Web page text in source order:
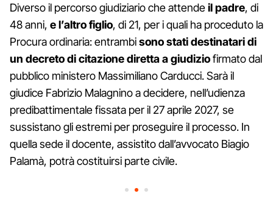
Diverso il percorso giudiziario che attendeil padre, di
48 anni, e l’altro figlio, di 21, per i quali ha proceduto la
Procura ordinaria: entrambisono stati destinatari di
un decreto di citazione diretta a giudiziofirmato dal
pubblico ministero Massimiliano Carducci. Sarà il
giudice Fabrizio Malagnino a decidere, nell’udienza
predibattimentale fissata per il 27 aprile 2027, se
sussistano gli estremi per proseguire il processo. In
quella sede il docente, assistito dall’avvocato Biagio
Palamà, potrà costituirsi parte civile.